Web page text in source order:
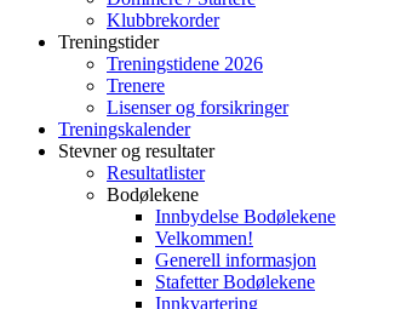
Klubbrekorder
Treningstider
Treningstidene 2026
Trenere
Lisenser og forsikringer
Treningskalender
Stevner og resultater
Resultatlister
Bodølekene
Innbydelse Bodølekene
Velkommen!
Generell informasjon
Stafetter Bodølekene
Innkvartering